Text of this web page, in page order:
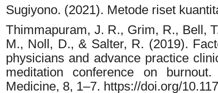
Sugiyono. (2021). Metode riset
Thimmapuram, J. R., Grim, R., Bell,
M., Noll, D., & Salter, R. (2019).
physicians and advance practice
meditation conference on
Medicine, 8, 1–7. https://doi.org/